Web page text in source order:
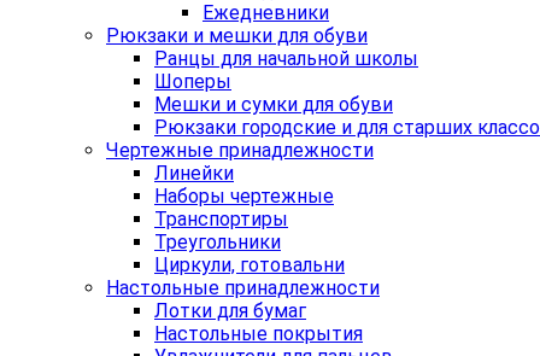
Ежедневники
Рюкзаки и мешки для обуви
Ранцы для начальной школы
Шоперы
Мешки и сумки для обуви
Рюкзаки городские и для старших
Чертежные принадлежности
Линейки
Наборы чертежные
Транспортиры
Треугольники
Циркули, готовальни
Настольные принадлежности
Лотки для бумаг
Настольные покрытия